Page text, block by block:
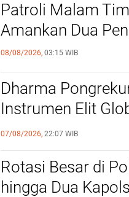
Patroli Malam
Amankan Dua
08/08/2026, 03:15 WIB
Dharma
Instrumen Elit
dan Kesehatan
07/08/2026, 22:07 WIB
Rotasi Besar di
hingga Dua